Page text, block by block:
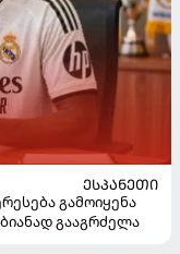
ᲔᲡᲞᲐᲜᲔᲗᲘ
გამოიყენა
გააგრძელა